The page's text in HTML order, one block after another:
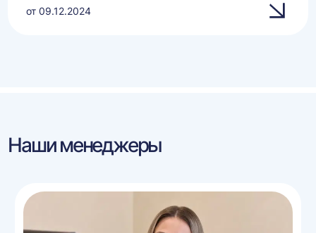
от 09.12.2024
Наши менеджеры